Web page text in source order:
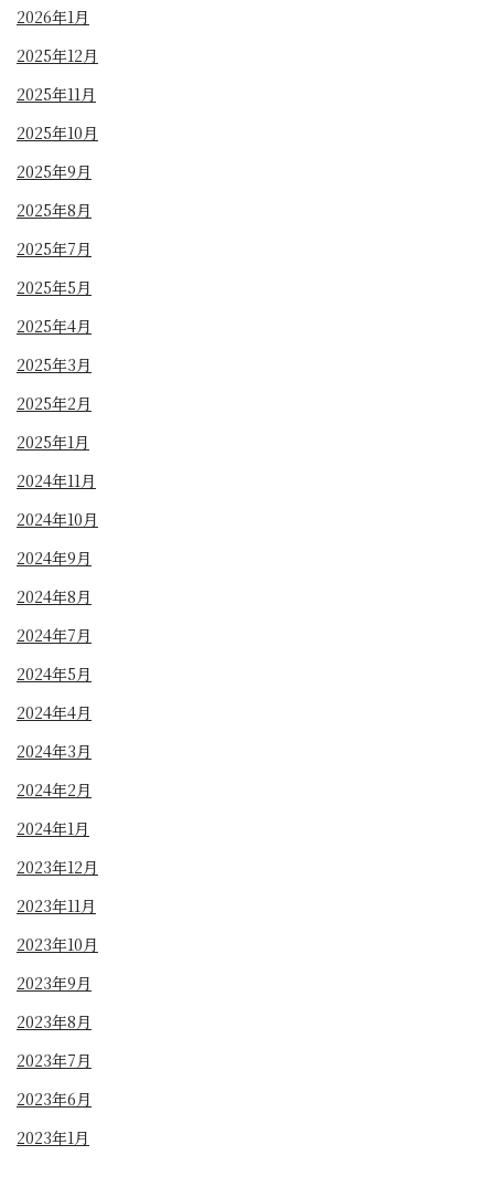
2026年1月
2025年12月
2025年11月
2025年10月
2025年9月
2025年8月
2025年7月
2025年5月
2025年4月
2025年3月
2025年2月
2025年1月
2024年11月
2024年10月
2024年9月
2024年8月
2024年7月
2024年5月
2024年4月
2024年3月
2024年2月
2024年1月
2023年12月
2023年11月
2023年10月
2023年9月
2023年8月
2023年7月
2023年6月
2023年1月